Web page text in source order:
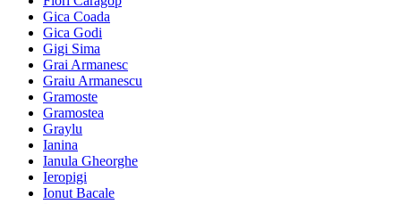
Gica Coada
Gica Godi
Gigi Sima
Grai Armanesc
Graiu Armanescu
Gramoste
Gramostea
Graylu
Ianina
Ianula Gheorghe
Ieropigi
Ionut Bacale